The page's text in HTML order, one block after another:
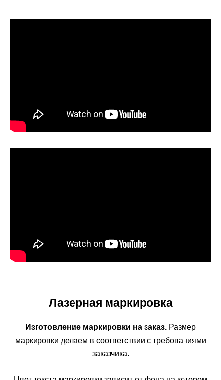
Лазерная маркировка
Изготовление маркировки на заказ. Размер
маркировки делаем в соответствии с требованиями
заказчика.